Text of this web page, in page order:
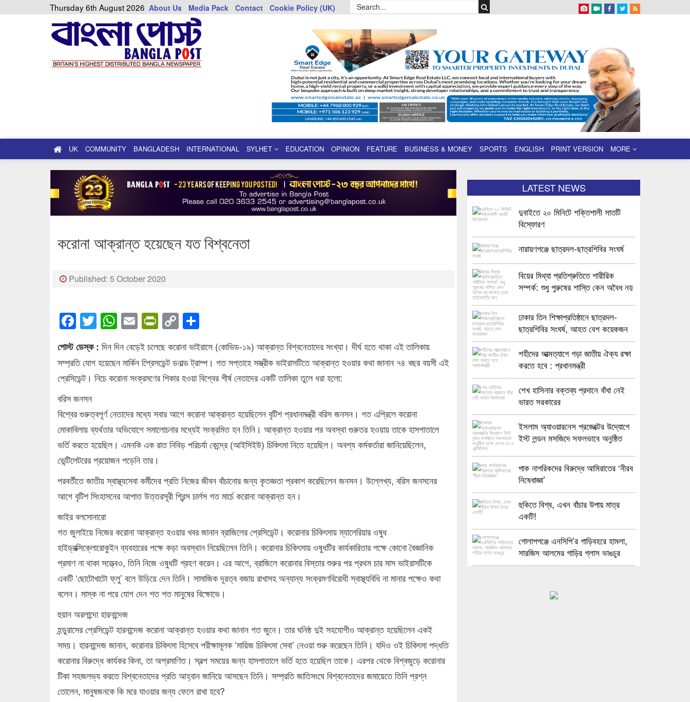
Thursday 6th August 2026 About Us Media Pack Contact Cookie Policy (UK)
UK COMMUNITY BANGLADESH INTERNATIONAL SYLHET EDUCATION OPINION FEATURE BUSINESS & MONEY SPORTS ENGLISH PRINT VERSION MORE
করোনা আক্রান্ত হয়েছেন যত বিশ্বনেতা
Published: 5 October 2020
Facebook
Twitter
WhatsApp
EmailPrintFriendly
Copy
Link
পোস্ট ডেস্ক : দিন দিন বেড়েই চলেছে করোনা ভাইরাসে (কোভিড-১৯) আক্রান্ত বিশ্বনেতাদের সংখ্যা। দীর্ঘ হতে থাকা এই তালিকায়
সম্প্রতি যোগ হয়েছেন মার্কিন প্রিেসডেন্ট ডনাল্ড ট্রাম্প। গত সপ্তাহে সস্ত্রীক ভাইরাসটিতে আক্রান্ত হওয়ার কথা জানান ৭৪ বছর বয়সী এই
প্রেসিডেন্ট। নিচে করোনা সংক্রমণের শিকার হওয়া বিশ্বের শীর্ষ নেতাদের একটি তালিকা তুলে ধরা হলো:
বরিস জনসন
বিশ্বের গুরুত্বপূর্ণ নেতাদের মধ্যে সবার আগে করোনা আক্রান্ত হয়েছিলেন বৃটিশ প্রধানমন্ত্রী বরিস জনসন। গত এপ্রিলে করোনা
মোকাবিলায় ব্যর্থতার অভিযোগে সমালোচনার মধ্যেই সংক্রমিত হন তিনি। আক্রান্ত হওয়ার পর অবস্থা গুরুতর হওয়ায় তাকে হাসপাতালে
ভর্তি করতে হয়েছিল। এমনকি এক রাত নিবিড় পরিচর্যা কেন্দ্রে (আইসিইউ) চিকিৎসা নিতে হয়েছিল। অবশ্য কর্মকর্তারা জানিয়েছিলেন,
ভেন্টিলেটরের প্রয়োজন পড়েনি তার।
পরবর্তীতে জাতীয় স্বাস্থ্যসেবা কর্মীদের প্রতি নিজের জীবন বাঁচানোর জন্য কৃতজ্ঞতা প্রকাশ করেছিলেন জনসন। উল্লেখ্য, বরিস জনসনের
আগে বৃটিশ সিংহাসনের আপাত উত্তরসূরী প্রিন্স চার্লস গত মার্চে করোনা আক্রান্ত হন।
জাইর বলসোনারো
গত জুলাইয়ে নিজের করোনা আক্রান্ত হওয়ার খবর জানান ব্রাজিলের প্রেসিডেন্ট। করোনার চিকিৎসায় ম্যালেরিয়ার ওষুধ
হাইড্রক্সিক্লোরোকুইন ব্যবহারের পক্ষে কড়া অবস্থান নিয়েছিলেন তিনি। করোনার চিকিৎসায় ওষুধটির কার্যকারিতার পক্ষে কোনো বৈজ্ঞানিক
প্রমাণ না থাকা সত্ত্বেও, তিনি নিজে ওষুধটি গ্রহণ করেন। এর আগে, ব্রাজিলে করোনার বিস্তার শুরুর পর প্রথম চার মাস ভাইরাসটিকে
একটি ‘ছোটোখাটো ফ্লু’ বলে উড়িয়ে দেন তিনি। সামাজিক দূরত্ব বজায় রাখাসহ অন্যান্য সংক্রমণবিরোধী স্বাস্থ্যবিধি না মানার পক্ষেও কথা
বলেন। মাস্ক না পরে যোগ দেন শত শত মানুষের বিক্ষোভে।
হুয়ান অরলান্দো হারনান্দেজ
হন্ডুরাসের প্রেসিডেন্ট হারনান্দেজ করোনা আক্রান্ত হওয়ার কথা জানান গত জুনে। তার ঘনিষ্ঠ দুই সহযোগীও আক্রান্ত হয়েছিলেন একই
সময়। হারনান্দেজ জানান, করোনার চিকিৎসা হিসেবে পরীক্ষামূলক ‘মায়িজ চিকিৎসা সেবা’ নেওয়া শুরু করেছেন তিনি। যদিও ওই চিকিৎসা পদ্ধতি
করোনার বিরুদ্ধে কার্যকর কিনা, তা অপ্রমাণিত। স্বল্প সময়ের জন্য হাসপাতালে ভর্তি হতে হয়েছিল তাকে। এরপর থেকে বিশ্বজুড়ে করোনার
টিকা সহজলভ্য করতে বিশ্বনেতাদের প্রতি আহ্বান জানিয়ে আসছেন তিনি। সম্প্রতি জাতিসংঘে বিশ্বনেতাদের জমায়েতে তিনি প্রশ্ন
তোলেন, মানুষজনকে কি মরে যাওয়ার জন্য ফেলে রাখা হবে?
LATEST NEWS
দুবাইতে ২০ মিনিটে শক্তিশালী সাতটি
বিস্ফোরণ
নারায়ণগঞ্জে ছাত্রদল-ছাত্রশিবির সংঘর্ষ
বিয়ের মিথ্যা প্রতিশ্রুতিতে শারীরিক
সম্পর্ক: শুধু পুরুষের শাস্তি কেন অবৈধ নয়
ঢাকার তিন শিক্ষাপ্রতিষ্ঠানে ছাত্রদল-
ছাত্রশিবির সংঘর্ষ, আহত বেশ কয়েকজন
শহীদের আত্মত্যাগে গড়া জাতীয় ঐক্য রক্ষা
করতে হবে : প্রধানমন্ত্রী
শেখ হাসিনার বক্তব্য প্রদানে বাঁধা নেই
ভারত সরকারের
ইসলাম অ্যাওয়ারনেস প্রজেক্টের উদ্যোগে
ইস্ট লন্ডন মসজিদে সফলভাবে অনুষ্ঠিত
পাক নাগরিকদের বিরুদ্ধে আমিরাতের ‘নীরব
নিষেধাজ্ঞা’
হুকিতে বিশ্ব, এখন বাঁচার উপায় মাত্র
একটি!
গোলাপগঞ্জে এনসিপি’র গাড়িবহরে হামলা,
সারজিস আলমের গাড়ির গ্লাস ভাঙচুর